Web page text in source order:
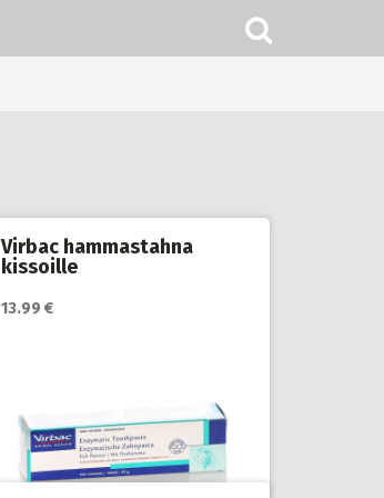
Virbac hammastahna
kissoille
13.99 €